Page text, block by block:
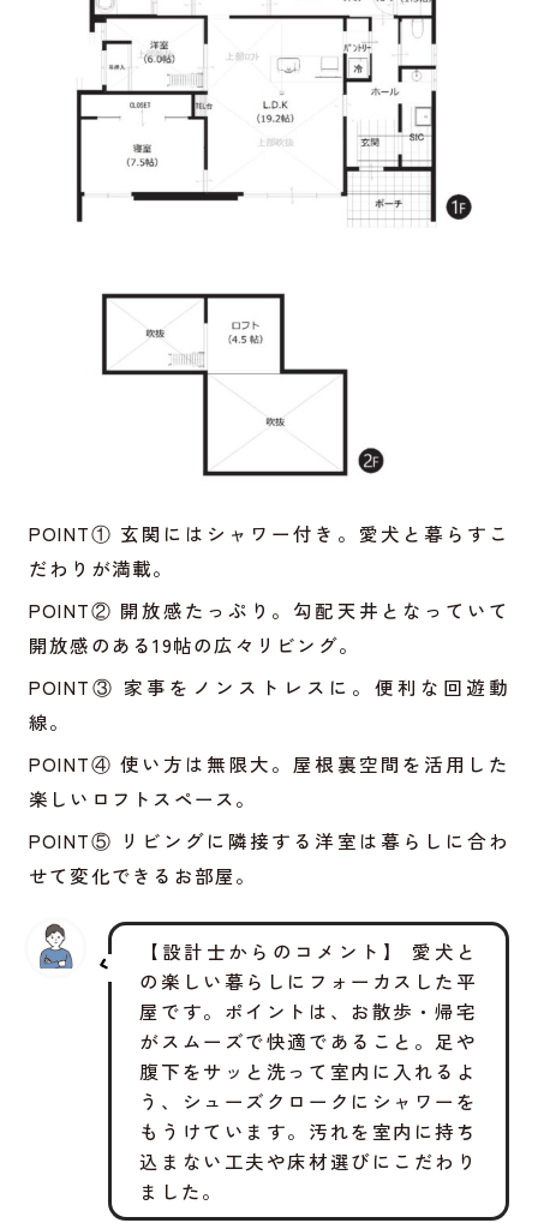
POINT① 玄関にはシャワー付き。愛犬と暮らすこ
だわりが満載。
POINT② 開放感たっぷり。勾配天井となっていて
開放感のある19帖の広々リビング。
POINT③ 家事をノンストレスに。便利な回遊動
線。
POINT④ 使い方は無限大。屋根裏空間を活用した
楽しいロフトスペース。
POINT⑤ リビングに隣接する洋室は暮らしに合わ
せて変化できるお部屋。
【設計士からのコメント】 愛犬と
の楽しい暮らしにフォーカスした平
屋です。ポイントは、お散歩・帰宅
がスムーズで快適であること。足や
腹下をサッと洗って室内に入れるよ
う、シューズクロークにシャワーを
もうけています。汚れを室内に持ち
込まない工夫や床材選びにこだわり
ました。